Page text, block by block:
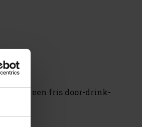
een fris door-drink-